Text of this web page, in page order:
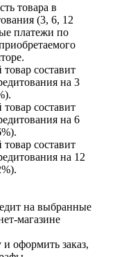
товара в
(3, 6, 12
платежи по
составит
на 3
составит
на 6
составит
на 12
на выбранные
магазине
оформить заказ,